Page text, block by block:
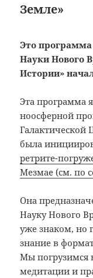
Земле»
Это
Науки Нового
Истории»
Эта программа
ноосферной
Галактической
была
ретрите-
Мезмае (см. по
Она
Науку Нового
уже знаком, но
знание в
Мы погрузимся
медитации и